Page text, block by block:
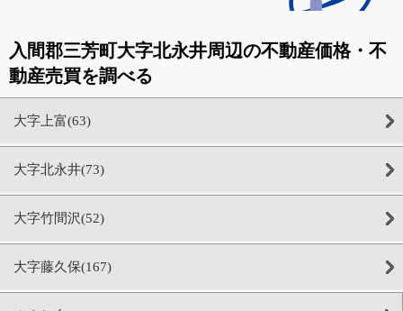
入間郡三芳町大字北永井周辺の不動産価格・不
動産売買を調べる
大字上富(63)
大字北永井(73)
大字竹間沢(52)
大字藤久保(167)